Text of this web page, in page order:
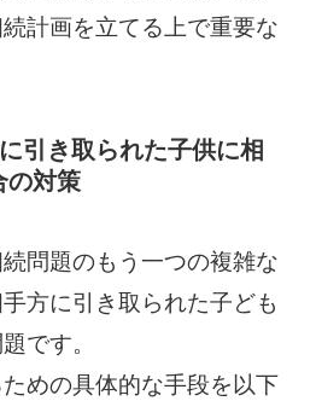
計画を立てる上で重要な
引き取られた子供に相
の対策
問題のもう一つの複雑な
方に引き取られた子ども
です。
めの具体的な手段を以下